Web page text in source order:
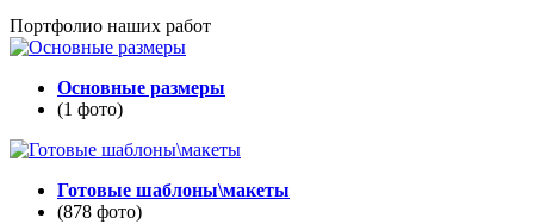
Портфолио наших работ
Основные размеры
(1 фото)
Готовые шаблоны\макеты
(878 фото)